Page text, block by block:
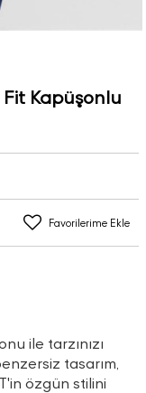
Kapüşonlu
Favorilerime Ekle
ile tarzınızı
tasarım,
özgün stilini